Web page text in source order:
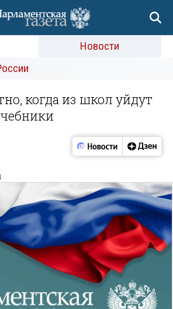
Новости
когда из школ уйдут